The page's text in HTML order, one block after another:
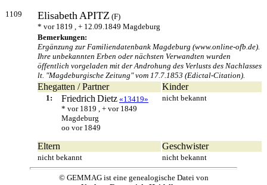
1109 ElisabethAPITZ (F)
* vor 1819 , + 12.09.1849 Magdeburg
Bemerkungen:
Ergänzung zur Familiendatenbank Magdeburg (www.online-ofb.de).
Ihre unbekannten Erben oder nächsten Verwandten wurden
öffentlich vorgeladen mit der Androhung des Verlusts des Nachlasses
lt. "Magdeburgische Zeitung" vom 17.7.1853 (Edictal-Citation).
Ehegatten / Partner Kinder
1: Friedrich Dietz «13419»
* vor 1819 , + vor 1849
Magdeburg
oo vor 1849
nicht bekannt
Eltern Geschwister
nicht bekannt nicht bekannt
© GEMMAG ist eine genealogische Datei von